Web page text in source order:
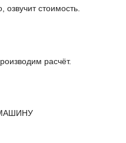
озвучит стоимость.
расчёт.